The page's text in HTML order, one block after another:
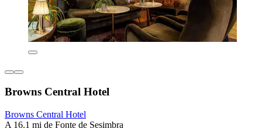
Browns Central Hotel
Browns Central Hotel
A 16.1 mi de Fonte de Sesimbra